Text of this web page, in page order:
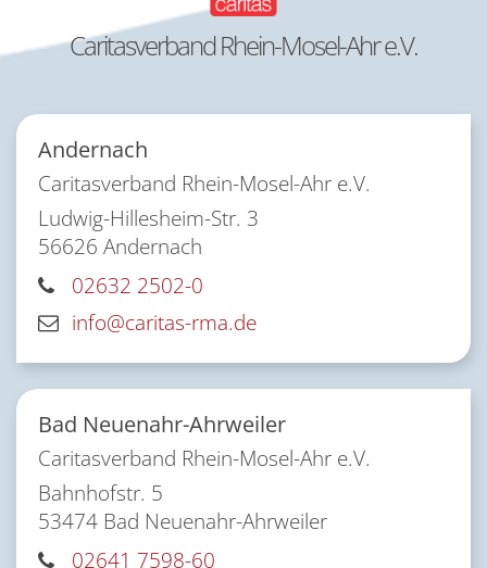
Caritasverband Rhein-Mosel-Ahr e.V.
Andernach
Caritasverband Rhein-Mosel-Ahr e.V.
Ludwig-Hillesheim-Str. 3
56626 Andernach
02632 2502-0
info@caritas-rma.de
Bad Neuenahr-Ahrweiler
Caritasverband Rhein-Mosel-Ahr e.V.
Bahnhofstr. 5
53474 Bad Neuenahr-Ahrweiler
02641 7598-60